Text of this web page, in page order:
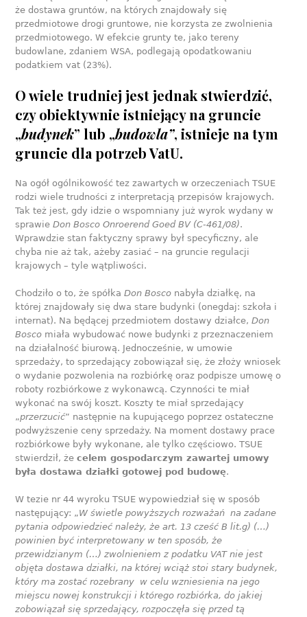
że dostawa gruntów, na których znajdowały się
przedmiotowe drogi gruntowe, nie korzysta ze zwolnienia
przedmiotowego. W efekcie grunty te, jako tereny
budowlane, zdaniem WSA, podlegają opodatkowaniu
podatkiem vat (23%).
O wiele trudniej jest jednak stwierdzić,
czy obiektywnie istniejący na gruncie
„budynek” lub „budowla”, istnieje na tym
gruncie dla potrzeb VatU.
Na ogół ogólnikowość tez zawartych w orzeczeniach TSUE
rodzi wiele trudności z interpretacją przepisów krajowych.
Tak też jest, gdy idzie o wspomniany już wyrok wydany w
sprawieDon Bosco Onroerend Goed BV (C-461/08).
Wprawdzie stan faktyczny sprawy był specyficzny, ale
chyba nie aż tak, ażeby zasiać – na gruncie regulacji
krajowych – tyle wątpliwości.
Chodziło o to, że spółkaDon Bosco nabyła działkę, na
której znajdowały się dwa stare budynki (onegdaj: szkoła i
internat). Na będącej przedmiotem dostawy działce,Don
Bosco miała wybudować nowe budynki z przeznaczeniem
na działalność biurową. Jednocześnie, w umowie
sprzedaży, to sprzedający zobowiązał się, że złoży wniosek
o wydanie pozwolenia na rozbiórkę oraz podpisze umowę o
roboty rozbiórkowe z wykonawcą. Czynności te miał
wykonać na swój koszt. Koszty te miał sprzedający
„przerzucić” następnie na kupującego poprzez ostateczne
podwyższenie ceny sprzedaży. Na moment dostawy prace
rozbiórkowe były wykonane, ale tylko częściowo. TSUE
stwierdził, żecelem gospodarczym zawartej umowy
była dostawa działki gotowej pod budowę.
W tezie nr 44 wyroku TSUE wypowiedział się w sposób
następujący: „W świetle powyższych rozważań na zadane
pytania odpowiedzieć należy, że art. 13 cześć B lit.g) (…)
powinien być interpretowany w ten sposób, że
przewidzianym (…) zwolnieniem z podatku VAT nie jest
objęta dostawa działki, na której wciąż stoi stary budynek,
który ma zostać rozebrany w celu wzniesienia na jego
miejscu nowej konstrukcji i którego rozbiórka, do jakiej
zobowiązał się sprzedający, rozpoczęła się przed tą